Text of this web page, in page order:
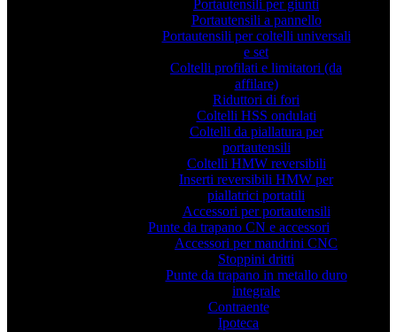
Portautensili per giunti
Portautensili a pannello
Portautensili per coltelli universali
e set
Coltelli profilati e limitatori (da
affilare)
Riduttori di fori
Coltelli HSS ondulati
Coltelli da piallatura per
portautensili
Coltelli HMW reversibili
Inserti reversibili HMW per
piallatrici portatili
Accessori per portautensili
Punte da trapano CN e accessori
Accessori per mandrini CNC
Stoppini dritti
Punte da trapano in metallo duro
integrale
Contraente
Ipoteca